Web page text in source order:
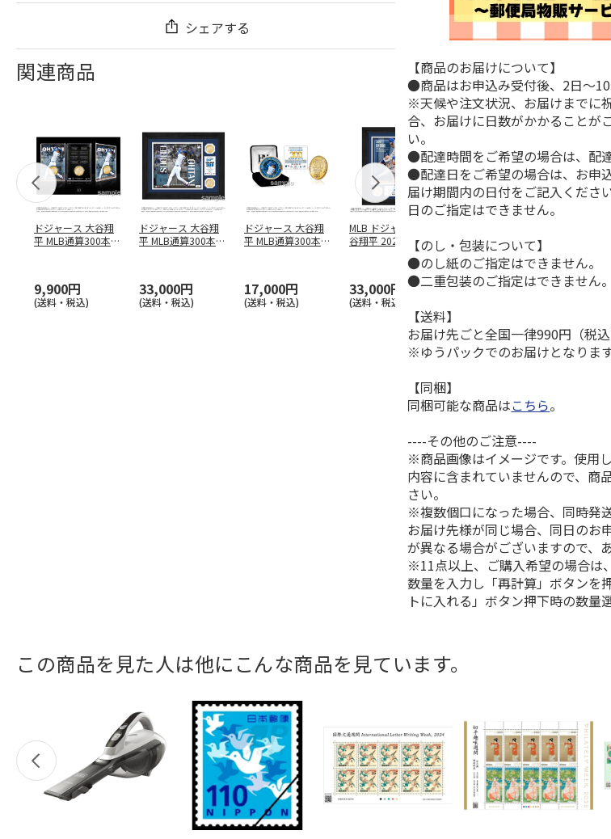
シェアする
関連商品
ドジャース 大谷翔
平 MLB通算300本塁
9,900円
(送料・税込)
ドジャース 大谷翔
平 MLB通算300本塁
33,000円
(送料・税込)
ドジャース 大谷翔
平 MLB通算300本塁
17,000円
(送料・税込)
MLB ドジャース 大
谷翔平 2026 NL 3・
33,000円
(送料・税込)
平 日本人最多53試
合連続出塁記念 ダ
ブ…
33,000円
イ…
9,900円
【商品のお届けについて】
●商品はお申込み受付後、2日～10
※天候や注文状況、お届けまでに
合、お届けに日数がかかることが
い。
●配達時間をご希望の場合は、配
●配達日をご希望の場合は、お申
届け期間内の日付をご記入くださ
日のご指定はできません。
【のし・包装について】
●のし紙のご指定はできません。
●二重包装のご指定はできません。
【送料】
お届け先ごと全国一律990円（税込
※ゆうパックでのお届けとなります
【同梱】
同梱可能な商品はこちら。
----その他のご注意----
※商品画像はイメージです。使用
内容に含まれていませんので、商
さい。
※複数個口になった場合、同時発
お届け先様が同じ場合、同日のお
が異なる場合がございますので、
※11点以上、ご購入希望の場合は
数量を入力し「再計算」ボタンを
トに入れる」ボタン押下時の数量
この商品を見た人は他にこんな商品を見ています。